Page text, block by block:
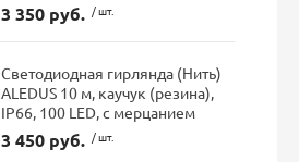
3 350 руб. / шт.
Светодиодная гирлянда (Нить)
ALEDUS 10 м, каучук (резина),
IP66, 100 LED, с мерцанием
3 450 руб. / шт.